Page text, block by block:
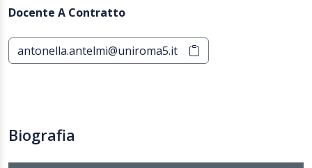
Docente A Contratto
antonella.antelmi@uniroma5.it
Biografia